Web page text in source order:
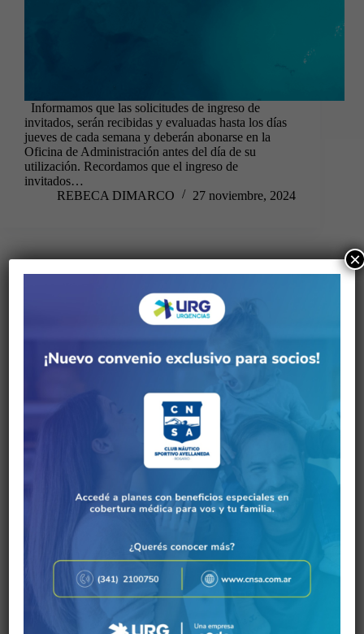
Informamos que las solicitudes de ingreso de
invitados, serán recibidas y evaluadas hasta los días
jueves de cada semana y deberán abonarse en la
Oficina de Administración antes del día de su
utilización. Recordamos que el ingreso de
invitados…
REBECA DIMARCO
27 noviembre, 2024
Habilitación del Gimnasio de musculación
×